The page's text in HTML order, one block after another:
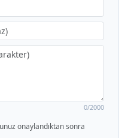
0/2000
onaylandıktan sonra